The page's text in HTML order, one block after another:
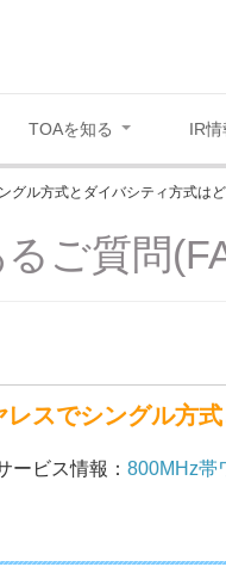
TOAを知る IR情
グル方式とダイバシティ方式はど
ご質問
レスでシングル方
ービス情報： 800MHz帯